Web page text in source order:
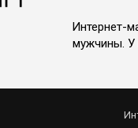
Интернет-
мужчины. У